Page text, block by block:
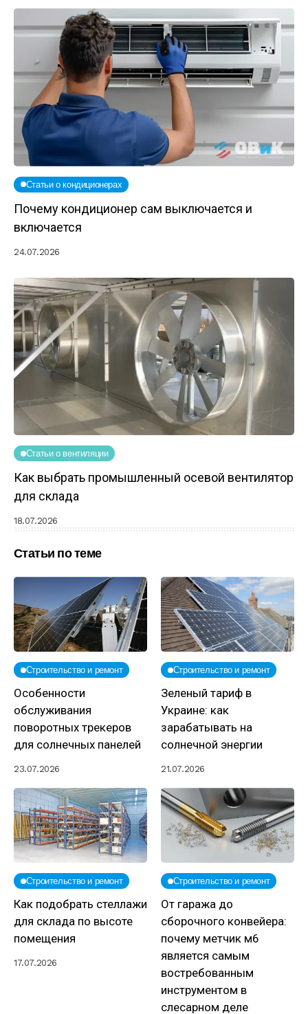
Статьи о кондиционерах
Почему кондиционер сам выключается и
включается
24.07.2026
Статьи о вентиляции
Как выбрать промышленный осевой вентилятор
для склада
18.07.2026
Статьи по теме
Строительство и ремонт
Особенности
обслуживания
поворотных трекеров
для солнечных панелей
23.07.2026
Строительство и ремонт
Зеленый тариф в
Украине: как
зарабатывать на
солнечной энергии
21.07.2026
Строительство и ремонт
Как подобрать стеллажи
для склада по высоте
помещения
17.07.2026
Строительство и ремонт
От гаража до
сборочного конвейера:
почему метчик м6
является самым
востребованным
инструментом в
слесарном деле